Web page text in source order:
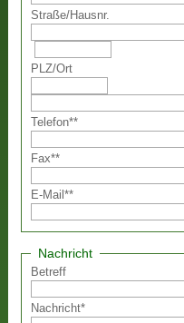
Straße/Hausnr.
PLZ/Ort
Telefon**
Fax**
E-Mail **
Nachricht
Betreff
Nachricht*